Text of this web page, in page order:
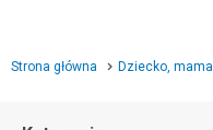
Strona główna Dziecko, mama